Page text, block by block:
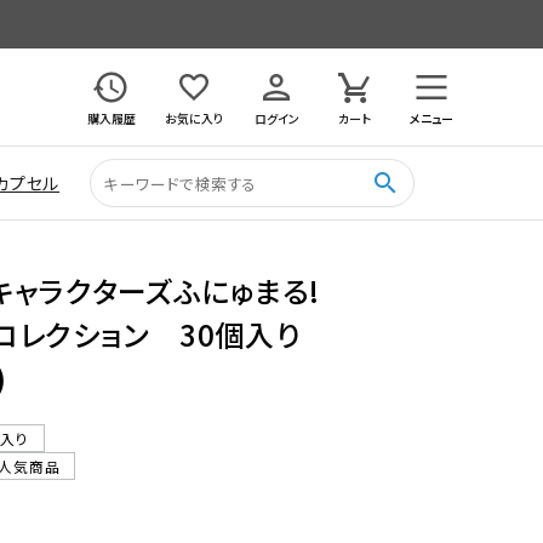
購入履歴
お気に入り ログイン カート メニュー
プセル search
ラクターズふにゅまる!
レクション 30個入り
り
人気商品